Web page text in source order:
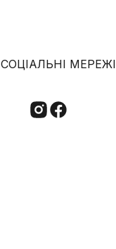
СОЦІАЛЬНІ МЕРЕЖІ